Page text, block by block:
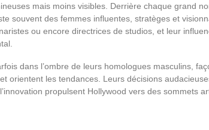
mais moins visibles. Derrière chaque grand
souvent des femmes influentes, stratèges et
ou encore directrices de studios, et leur
dans l’ombre de leurs homologues masculins,
orientent les tendances. Leurs décisions
propulsent Hollywood vers des sommets